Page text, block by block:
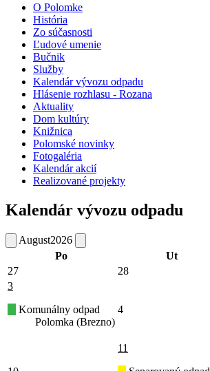
O Polomke
História
Zo súčasnosti
Ľudové umenie
Bučnik
Služby
Kalendár vývozu odpadu
Hlásenie rozhlasu - Rozana
Aktuality
Dom kultúry
Knižnica
Polomské novinky
Fotogaléria
Kalendár akcií
Realizované projekty
Kalendár vývozu odpadu
August2026
Po
Ut
27
28
3
Komunálny odpad
Polomka (Brezno)
4
11